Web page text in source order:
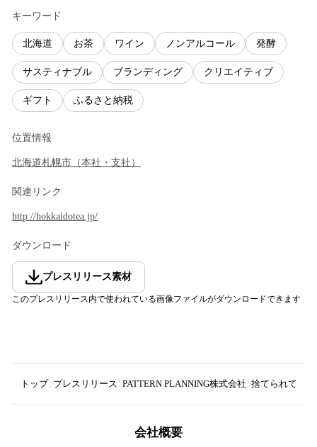
キーワード
北海道 お茶 ワイン ノンアルコール 発酵
サスティナブル ブランディング クリエイティブ
ギフト ふるさと納税
位置情報
北海道札幌市 （本社・支社 ）
関連リンク
http://hokkaidotea.jp/
ダウンロード
プレスリリース素材
このプレスリリース内で使われている画像ファイルがダウンロードできます
トップ プレスリリース PATTERN PLANNING株式会社 捨てられてし
会社概要